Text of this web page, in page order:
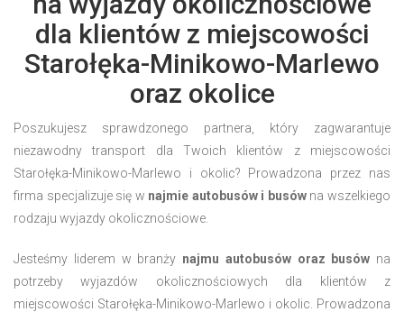
dla klientów z miejscowości
Starołęka-Minikowo-Marlewo
oraz okolice
Poszukujesz sprawdzonego partnera, który zagwarantuje
niezawodny transport dla Twoich klientów z miejscowości
Starołęka-Minikowo-Marlewo i okolic? Prowadzona przez nas
firma specjalizuje się w najmie autobusów i busówna wszelkiego
rodzaju wyjazdy okolicznościowe.
Jesteśmy liderem w branży najmu autobusów oraz busów na
potrzeby wyjazdów okolicznościowych dla klientów z
miejscowości Starołęka-Minikowo-Marlewo i okolic. Prowadzona